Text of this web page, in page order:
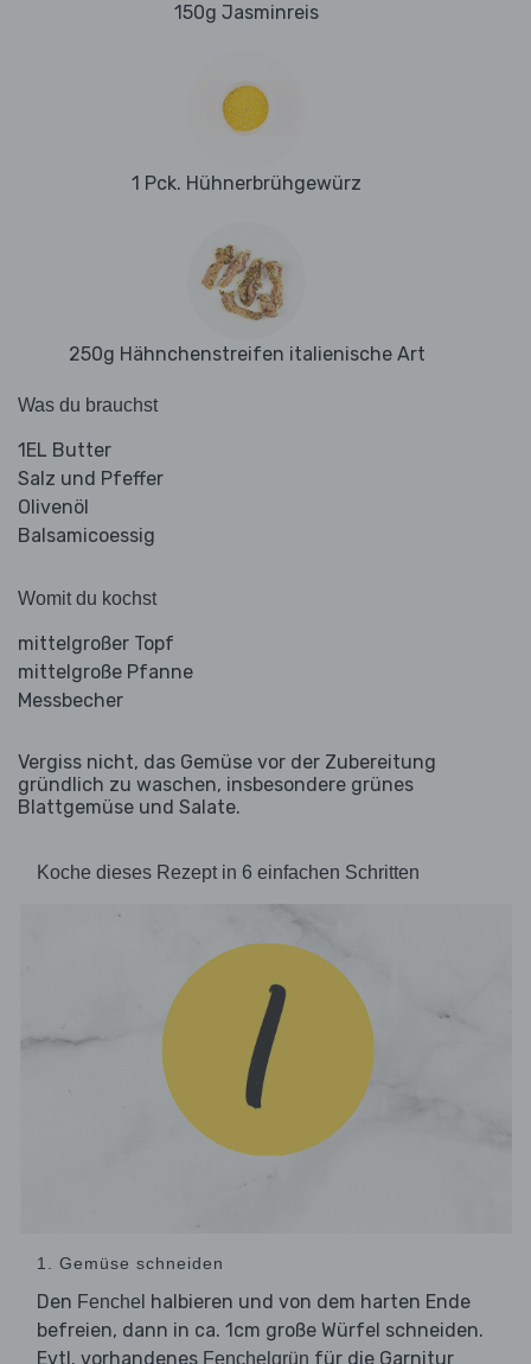
150g Jasminreis
1 Pck. Hühnerbrühgewürz
250g Hähnchenstreifen italienische Art
Was du brauchst
1EL Butter
Salz und Pfeffer
Olivenöl
Balsamicoessig
Womit du kochst
mittelgroßer Topf
mittelgroße Pfanne
Messbecher
Vergiss nicht, das Gemüse vor der Zubereitung
gründlich zu waschen, insbesondere grünes
Blattgemüse und Salate.
Koche dieses Rezept in 6 einfachen Schritten
1. Gemüse schneiden
Den Fenchel halbieren und von dem harten Ende
befreien, dann in ca. 1cm große Würfel schneiden.
Evtl. vorhandenes Fenchelgrün für die Garnitur